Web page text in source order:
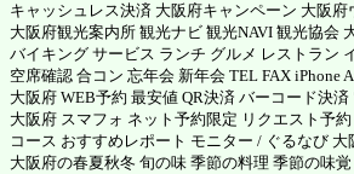
キャッシュレス決済 大阪府キャンペーン 大阪
大阪府観光案内所 観光ナビ 観光NAVI 観光協会
バイキング サービス ランチ グルメ レストラン
空席確認 合コン 忘年会 新年会 TEL FAX iPhone
大阪府 WEB予約 最安値 QR決済 バーコード決
大阪府 スマフォ ネット予約限定 リクエスト予
コース おすすめレポート モニター / ぐるなび
大阪府の春夏秋冬 旬の味 季節の料理 季節の味覚